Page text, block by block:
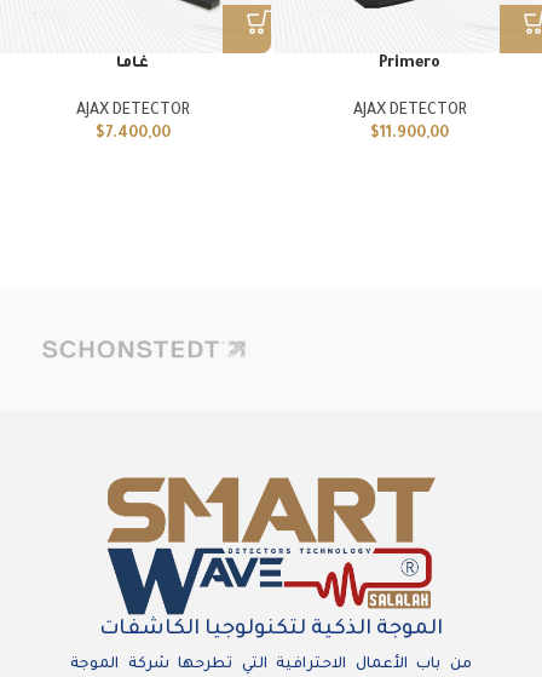
Primero
AJAX DETECTOR
$ 11.900,00
غاما
AJAX DETECTOR
$7.400,00
الموجة الذكية لتكنولوجيا الكاشفات
من باب الأعمال الاحترافية التي تطرحها شركة الموجة